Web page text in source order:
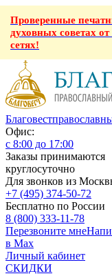
Проверенные
духовных советах
сетях!
Благовест
Офис:
с 8:00 до 17:00
Заказы принимаются
круглосуточно
Для звонков из
+7 (495) 374-50-72
Бесплатно по России
8 (800) 333-11-78
Перезвоните мне
в Max
Личный кабинет
СКИДКИ